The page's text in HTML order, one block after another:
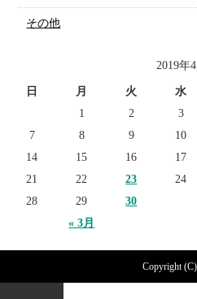
その他
2019年4
日 月 火 水
« 3月
1 2 3
7
8 9 10
14
15 16 17
21
22 23 24
28
29 30
Copyright